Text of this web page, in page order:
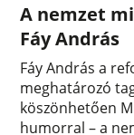
A nemzet
Fáy András
Fáy András a
meghatározó
köszönhetően
humorral – a